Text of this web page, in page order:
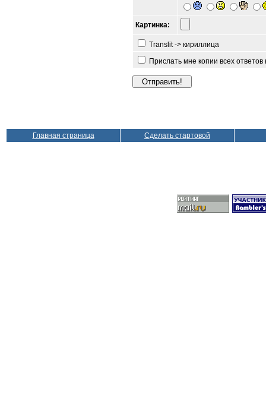
Картинка:
Translit -> кириллица
Прислать мне копии всех
Главная страница Сделать стартовой